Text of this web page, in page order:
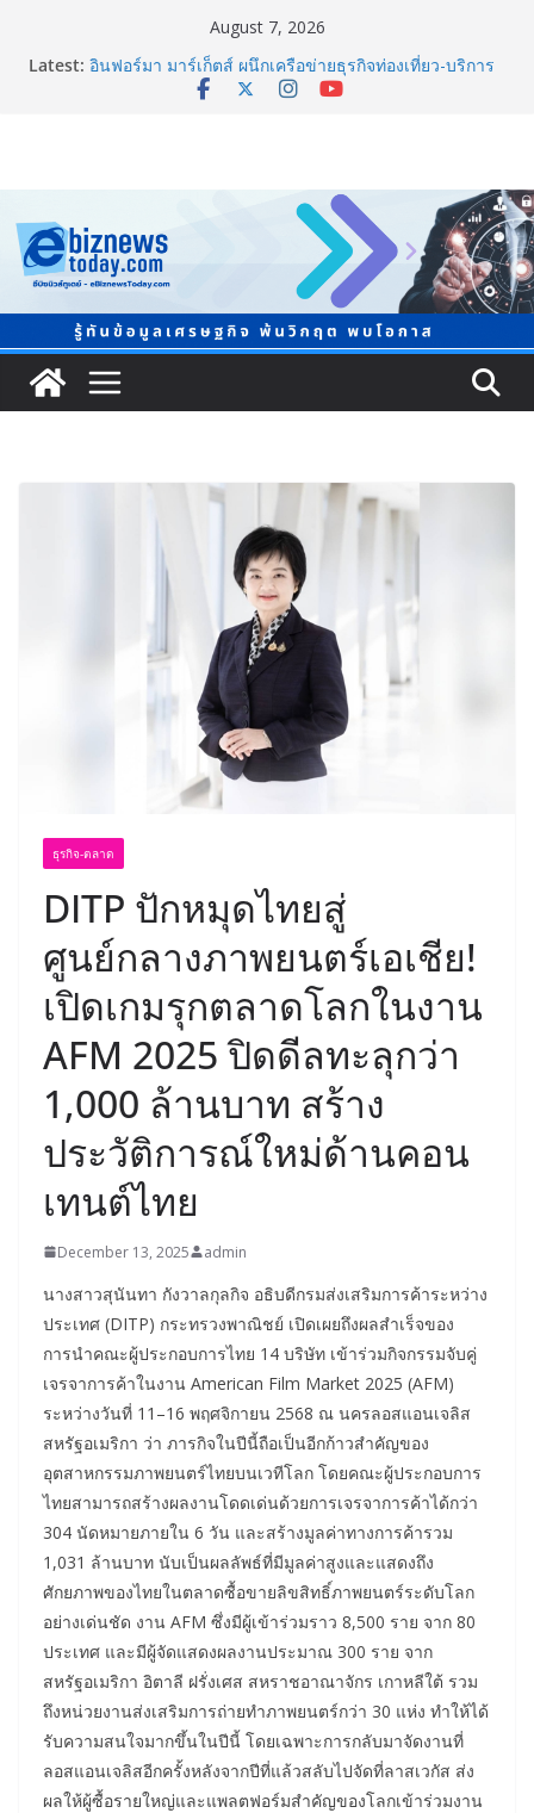
August 7, 2026
Latest: อินฟอร์มา มาร์เก็ตส์ ผนึกเครือข่ายธุรกิจท่องเที่ยว-บริการ
จัด Food & Hospitality Thailand 2026เชื่อม 4 งานใหญ่
8.8 “ซูเลียน” รวมพลังนักธุรกิจทั่วประเทศ จัดประชุมใหญ่
แห่งปี พบ CEO “ดร.ปิยะวัฒน์” ถ่ายทอดวิสัยทัศน์ธุรกิจ
พร้อมฟรีคอนเสิร์ต “โชค รถแห่” ยกวง
สตาร์ทวันนี้ Franchise Expo Thailand & TESE 2026 พบ
ทัพธุรกิจ&แฟรนไชส์ ซัพพลายเออร์สินค้า ลดใหญ่กว่า
250 บูธ คาดเงินสะพัด 220 ลบ.
Thailand LAB INTERNATIONAL 2026 ผนึก
Bio+HealthTech INTERNATIONAL และ FutureCHEM
INTERNATIONAL เปิดเวที AI ขับเคลื่อนนวัตกรรม
วิทยาศาสตร์และสุขภาพ
ธุรกิจ-ตลาด
DITP ปักหมุดไทยสู่
ศูนย์กลางภาพยนตร์เอเชีย!
เปิดเกมรุกตลาดโลกในงาน
AFM 2025 ปิดดีลทะลุกว่า
1,000 ล้านบาท สร้าง
ประวัติการณ์ใหม่ด้านคอน
เทนต์ไทย
December 13, 2025 admin
นางสาวสุนันทา กังวาลกุลกิจ อธิบดีกรมส่งเสริมการค้าระหว่าง
ประเทศ (DITP) กระทรวงพาณิชย์ เปิดเผยถึงผลสำเร็จของ
การนำคณะผู้ประกอบการไทย 14 บริษัท เข้าร่วมกิจกรรมจับคู่
เจรจาการค้าในงาน American Film Market 2025 (AFM)
ระหว่างวันที่ 11–16 พฤศจิกายน 2568 ณ นครลอสแอนเจลิส
สหรัฐอเมริกา ว่า ภารกิจในปีนี้ถือเป็นอีกก้าวสำคัญของ
อุตสาหกรรมภาพยนตร์ไทยบนเวทีโลก โดยคณะผู้ประกอบการ
ไทยสามารถสร้างผลงานโดดเด่นด้วยการเจรจาการค้าได้กว่า
304 นัดหมายภายใน 6 วัน และสร้างมูลค่าทางการค้ารวม
1,031 ล้านบาท นับเป็นผลลัพธ์ที่มีมูลค่าสูงและแสดงถึง
ศักยภาพของไทยในตลาดซื้อขายลิขสิทธิ์ภาพยนตร์ระดับโลก
อย่างเด่นชัด งาน AFM ซึ่งมีผู้เข้าร่วมราว 8,500 ราย จาก 80
ประเทศ และมีผู้จัดแสดงผลงานประมาณ 300 ราย จาก
สหรัฐอเมริกา อิตาลี ฝรั่งเศส สหราชอาณาจักร เกาหลีใต้ รวม
ถึงหน่วยงานส่งเสริมการถ่ายทำภาพยนตร์กว่า 30 แห่ง ทำให้ได้
รับความสนใจมากขึ้นในปีนี้ โดยเฉพาะการกลับมาจัดงานที่
ลอสแอนเจลิสอีกครั้งหลังจากปีที่แล้วสลับไปจัดที่ลาสเวกัส ส่ง
ผลให้ผู้ซื้อรายใหญ่และแพลตฟอร์มสำคัญของโลกเข้าร่วมงาน